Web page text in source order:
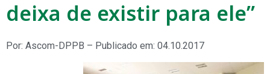
deixa de existir para ele”
Por: Ascom-DPPB – Publicado em: 04.10.2017